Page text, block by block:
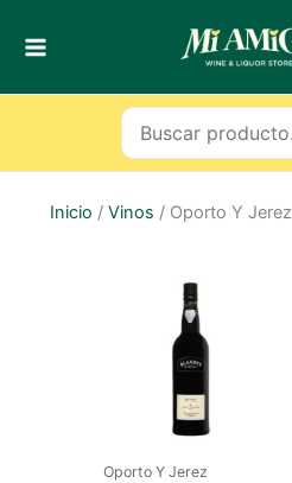
Inicio / Vinos / Oporto Y Jerez
Oporto Y Jerez